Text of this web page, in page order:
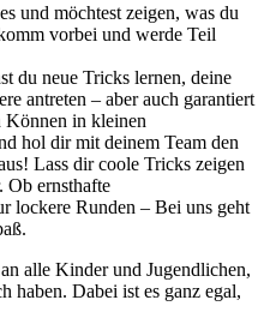
und möchtest zeigen, was du
vorbei und werde Teil
du neue Tricks lernen, deine
antreten – aber auch garantiert
Können in kleinen
hol dir mit deinem Team den
Lass dir coole Tricks zeigen
Ob ernsthafte
lockere Runden – Bei uns geht
alle Kinder und Jugendlichen,
haben. Dabei ist es ganz egal,